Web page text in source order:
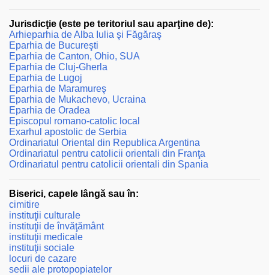
Jurisdicţie (este pe teritoriul sau aparţine de):
Arhieparhia de Alba Iulia şi Făgăraş
Eparhia de Bucureşti
Eparhia de Canton, Ohio, SUA
Eparhia de Cluj-Gherla
Eparhia de Lugoj
Eparhia de Maramureş
Eparhia de Mukachevo, Ucraina
Eparhia de Oradea
Episcopul romano-catolic local
Exarhul apostolic de Serbia
Ordinariatul Oriental din Republica Argentina
Ordinariatul pentru catolicii orientali din Franţa
Ordinariatul pentru catolicii orientali din Spania
Biserici, capele lângă sau în:
cimitire
instituţii culturale
instituţii de învăţământ
instituţii medicale
instituţii sociale
locuri de cazare
sedii ale protopopiatelor